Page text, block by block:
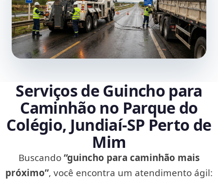
Serviços de Guincho para
Caminhão no Parque do
Colégio, Jundiaí‑SP Perto de
Mim
Buscando“guincho para caminhão mais
próximo”, você encontra um atendimento ágil: